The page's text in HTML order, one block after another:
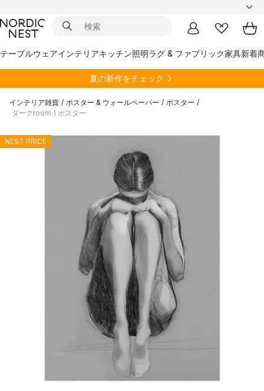
テーブルウェアインテリアキッチン照明ラグ & ファブリック家具新着
夏の新作をチェック
インテリア雑貨 / ポスター & ウォールペーパー / ポスター /
ダークroom 1 ポスター
NEST PRICE